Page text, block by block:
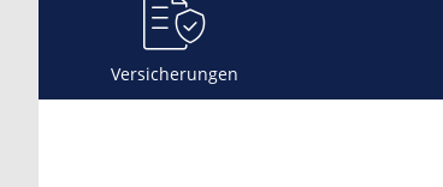
Versicherungen